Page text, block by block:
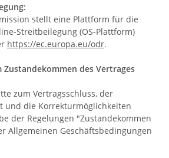
stellt eine Plattform für die
Streitbeilegung (OS-Plattform)
https://ec.europa.eu/odr.
des Vertrages
zum Vertragsschluss, der
und die Korrekturmöglichkeiten
der Regelungen "Zustandekommen
Allgemeinen Geschäftsbedingungen